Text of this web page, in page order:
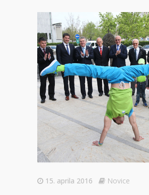
15. aprila 2016 Novice